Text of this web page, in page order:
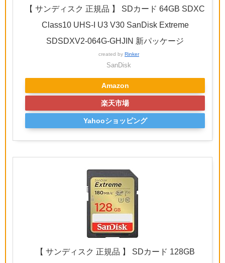
【 サンディスク 正規品 】 SDカード 64GB SDXC
Class10 UHS-I U3 V30 SanDisk Extreme
SDSDXV2-064G-GHJIN 新パッケージ
created by Rinker
SanDisk
Amazon
楽天市場
Yahooショッピング
【 サンディスク 正規品 】 SDカード 128GB